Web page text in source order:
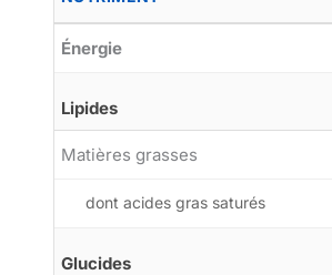
Énergie
Lipides
Matières grasses
dont acides gras saturés
Glucides